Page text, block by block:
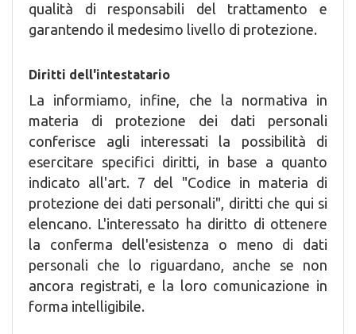
qualità di responsabili del trattamento e
garantendo il medesimo livello di protezione.
Diritti dell'intestatario
La informiamo, infine, che la normativa in
materia di protezione dei dati personali
conferisce agli interessati la possibilità di
esercitare specifici diritti, in base a quanto
indicato all'art. 7 del "Codice in materia di
protezione dei dati personali", diritti che qui si
elencano. L'interessato ha diritto di ottenere
la conferma dell'esistenza o meno di dati
personali che lo riguardano, anche se non
ancora registrati, e la loro comunicazione in
forma intelligibile.